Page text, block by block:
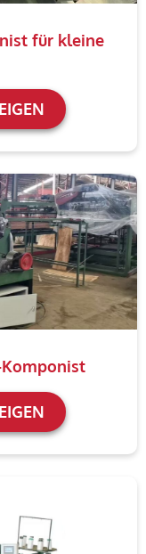
für kleine